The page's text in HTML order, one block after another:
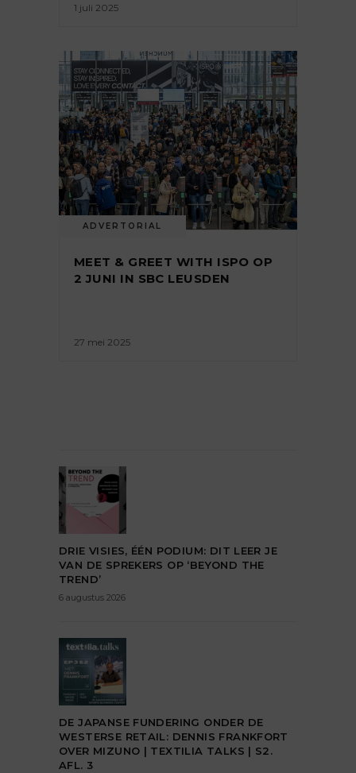
1 juli 2025
ADVERTORIAL
MEET & GREET WITH ISPO OP
2 JUNI IN SBC LEUSDEN
27 mei 2025
DRIE VISIES, ÉÉN PODIUM: DIT LEER JE
VAN DE SPREKERS OP ‘BEYOND THE
TREND’
6 augustus 2026
DE JAPANSE FUNDERING ONDER DE
WESTERSE RETAIL: DENNIS FRANKFORT
OVER MIZUNO | TEXTILIA TALKS | S2.
AFL. 3